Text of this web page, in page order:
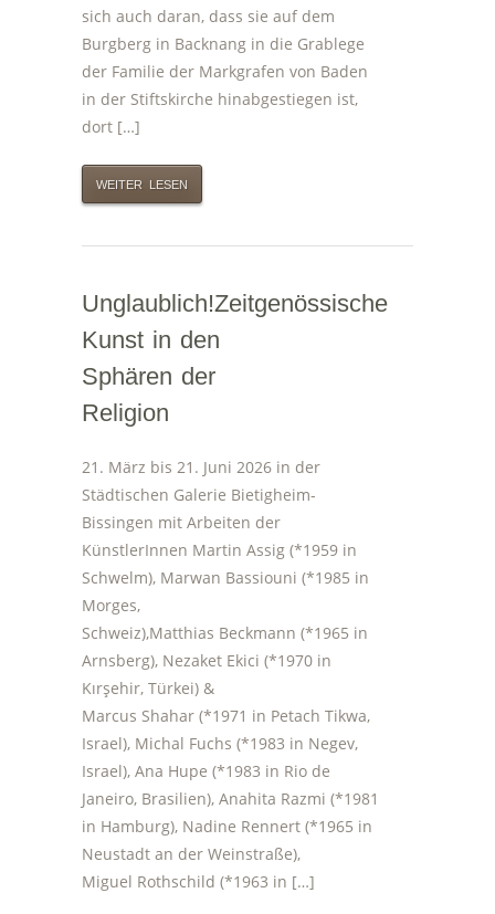
sich auch daran, dass sie auf dem
Burgberg in Backnang in die Grablege
der Familie der Markgrafen von Baden
in der Stiftskirche hinabgestiegen ist,
dort […]
WEITER LESEN
Unglaublich!Zeitgenössische
Kunst in den
Sphären der
Religion
21. März bis 21. Juni 2026 in der
Städtischen Galerie Bietigheim-
Bissingen mit Arbeiten der
KünstlerInnen Martin Assig (*1959 in
Schwelm), Marwan Bassiouni (*1985 in
Morges,
Schweiz),Matthias Beckmann (*1965 in
Arnsberg), Nezaket Ekici (*1970 in
Kırşehir, Türkei) &
Marcus Shahar (*1971 in Petach Tikwa,
Israel), Michal Fuchs (*1983 in Negev,
Israel), Ana Hupe (*1983 in Rio de
Janeiro, Brasilien), Anahita Razmi (*1981
in Hamburg), Nadine Rennert (*1965 in
Neustadt an der Weinstraße),
Miguel Rothschild (*1963 in […]